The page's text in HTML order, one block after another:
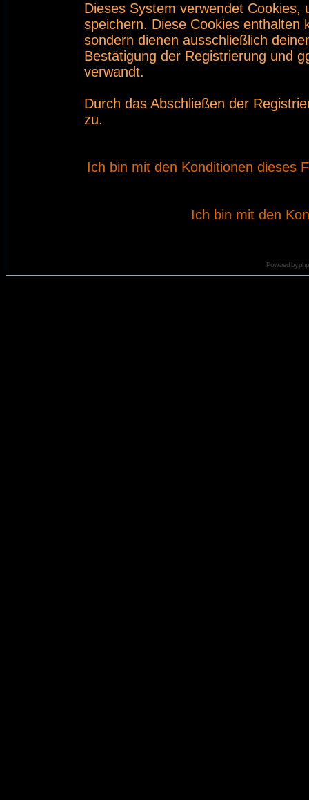
Dieses System verwendet
speichern. Diese Cookies enthalten
sondern dienen ausschließlich
Bestätigung der Registrierung und
verwandt.
Durch das Abschließen der
zu.
Ich bin mit den Konditionen dieses
Ich bin mit den
Powered by